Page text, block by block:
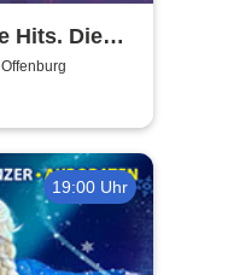
Hits. Die
19:00 Uhr